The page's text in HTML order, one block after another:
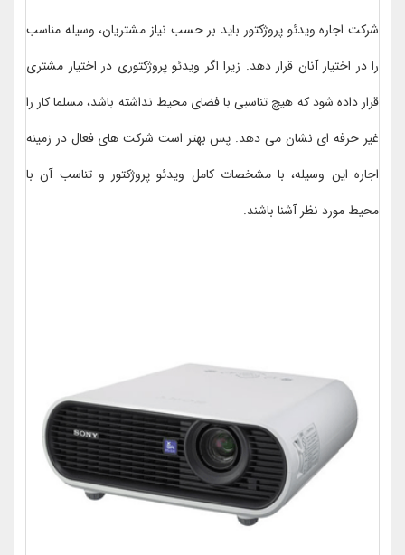
شرکت اجاره ویدئو پروژکتور باید بر حسب نیاز مشتریان، وسیله مناسب
را در اختیار آنان قرار دهد. زیرا اگر ویدئو پروژکتوری در اختیار مشتری
قرار داده شود که هیچ تناسبی با فضای محیط نداشته باشد، مسلما کار را
غیر حرفه ای نشان می دهد. پس بهتر است شرکت های فعال در زمینه
اجاره این وسیله، با مشخصات کامل ویدئو پروژکتور و تناسب آن با
محیط مورد نظر آشنا باشند.